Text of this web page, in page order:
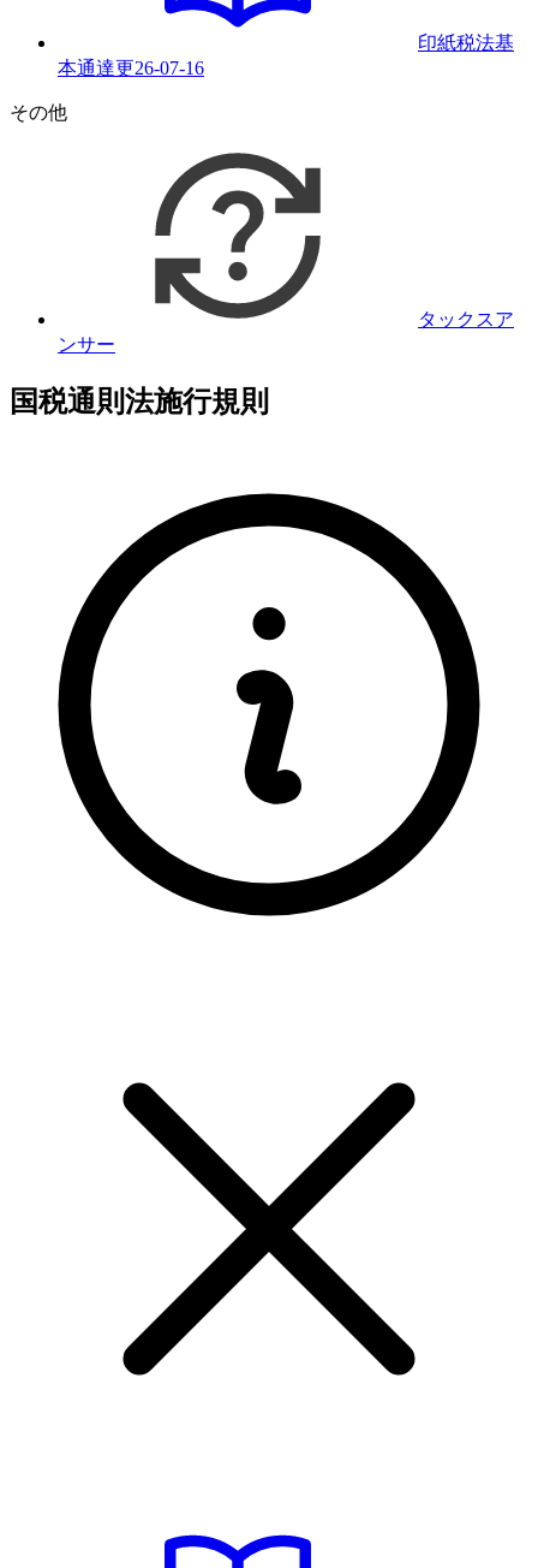
印紙税法基
本通達更26-07-16
その他
タックスア
ンサー
国税通則法施行規則